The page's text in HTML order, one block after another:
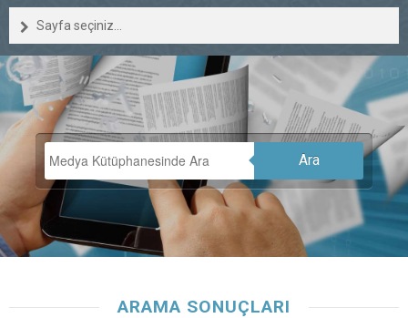
Sayfa seçiniz...
Ara
ARAMA SONUÇLARI